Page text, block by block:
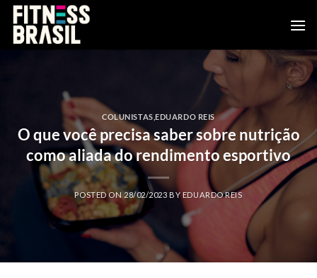
Skip
content
COLUNISTAS ,EDUARDO REIS
O que você precisa saber sobre nutrição
como aliada do rendimento esportivo
POSTED ON28/02/2023 BY EDUARDO REIS